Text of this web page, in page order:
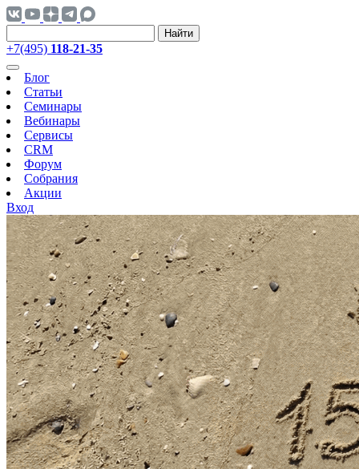
Найти
+7(495) 118-21-35
Блог
Статьи
Семинары
Вебинары
Сервисы
CRM
Форум
Собрания
Акции
Вход